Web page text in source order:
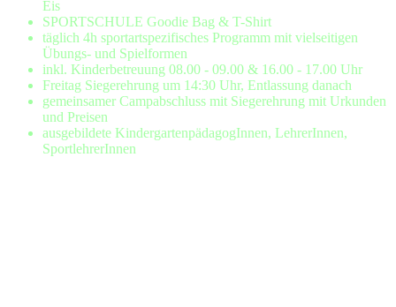
Eis
SPORTSCHULE Goodie Bag & T-Shirt
täglich 4h sportartspezifisches Programm mit vielseitigen
Übungs- und Spielformen
inkl. Kinderbetreuung 08.00 - 09.00 & 16.00 - 17.00 Uhr
Freitag Siegerehrung um 14:30 Uhr, Entlassung danach
gemeinsamer Campabschluss mit Siegerehrung mit Urkunden
und Preisen
ausgebildete KindergartenpädagogInnen, LehrerInnen,
SportlehrerInnen